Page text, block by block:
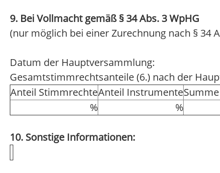
9. Bei Vollmacht gemäß § 34 Abs. 3 WpHG
(nur möglich bei einer Zurechnung nach § 34
Datum der Hauptversammlung:
Gesamtstimmrechtsanteile (6.) nach der
Anteil StimmrechteAnteil Instrumente
%
%
10. Sonstige Informationen: